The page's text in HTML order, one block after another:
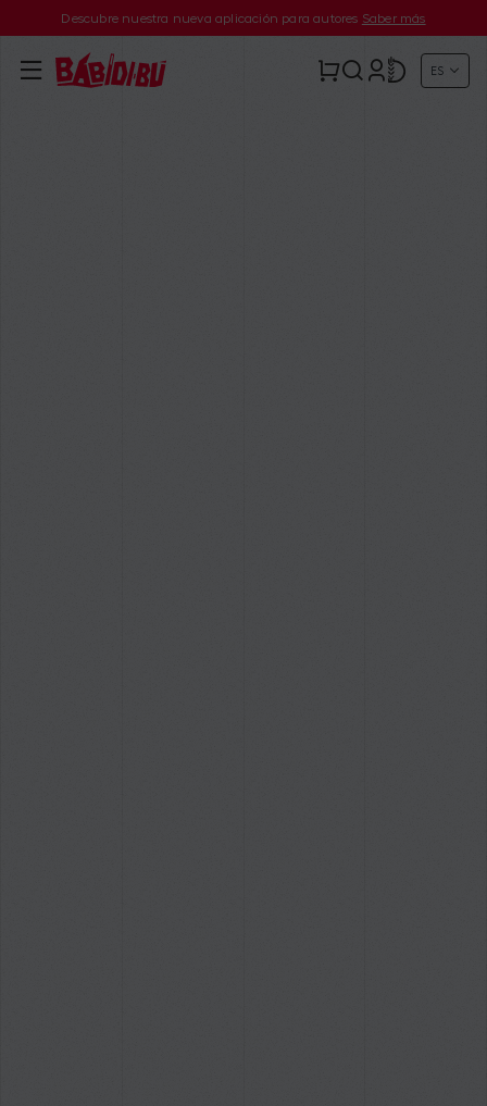
Descubre nuestra nueva aplicación para autores Saber más
ES